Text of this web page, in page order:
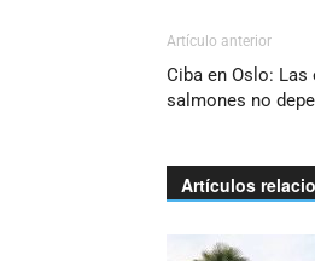
Artículo anterior
Ciba en Oslo:
salmones no
Artículos